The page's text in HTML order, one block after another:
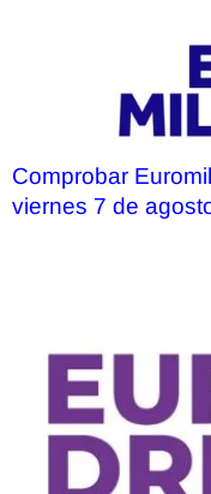
Comprobar
viernes 7 de